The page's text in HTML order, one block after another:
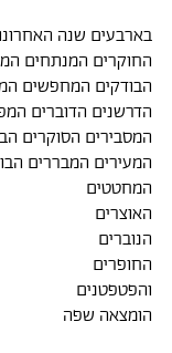
בארבעים שנה
החוקרים המנתחים
הבודקים המחפשים
הדרשנים הדוברים
המסבירים הסוקרים
המעירים המבררים
המחטטים
האוצרים
הנוברים
החופרים
והפטפטנים
הומצאה שפה